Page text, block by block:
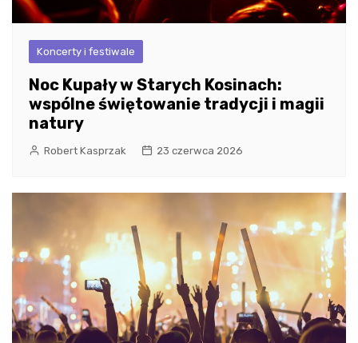
Koncerty i festiwale
Noc Kupały w Starych Kosinach:
wspólne świętowanie tradycji i magii
natury
Robert Kasprzak 23 czerwca 2026